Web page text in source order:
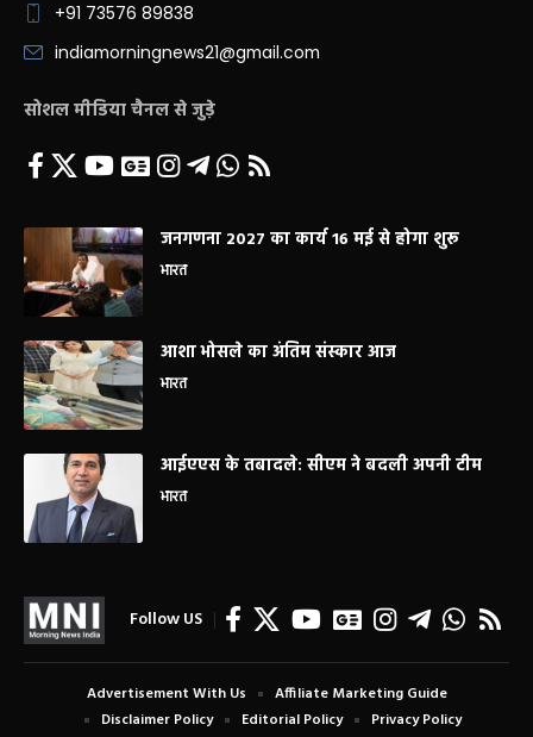
+91 73576 89838
indiamorningnews21@gmail.com
सोशल मीडिया चैनल से जुड़े
जनगणना 2027 का कार्य 16 मई से होगा शुरू
भारत
आशा भोसले का अंतिम संस्कार आज
भारत
आईएएस के तबादले: सीएम ने बदली अपनी टीम
भारत
Follow US
Advertisement With Us
Affiliate Marketing Guide
Disclaimer Policy
Editorial Policy
Privacy Policy